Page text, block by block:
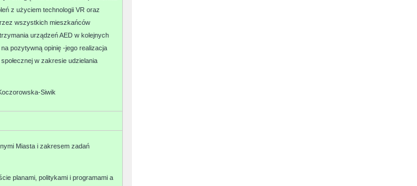
z użyciem technologii VR oraz
wszystkich mieszkańców
urządzeń AED w kolejnych
pozytywną opinię -jego realizacja
w zakresie udzielania
Siwik
Miasta i zakresem zadań
planami, politykami i programami a